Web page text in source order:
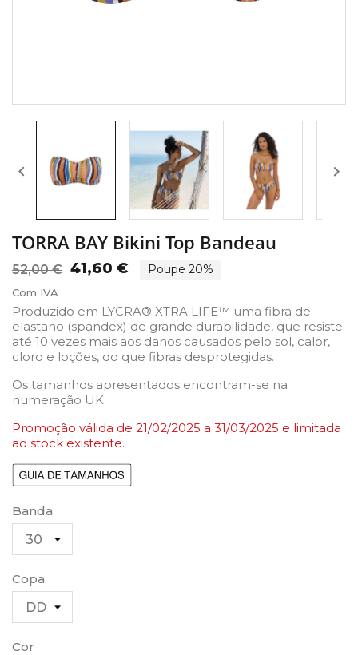
 
TORRA BAY Bikini Top Bandeau
52,00 € 41,60 € Poupe 20%
Com IVA
Produzido em LYCRA® XTRA LIFE™ uma fibra de
elastano (spandex) de grande durabilidade, que resiste
até 10 vezes mais aos danos causados pelo sol, calor,
cloro e loções, do que fibras desprotegidas.
Os tamanhos apresentados encontram-se na
numeração UK.
Promoção válida de 21/02/2025 a 31/03/2025 e limitada
ao stock existente.
Banda
Copa
Cor